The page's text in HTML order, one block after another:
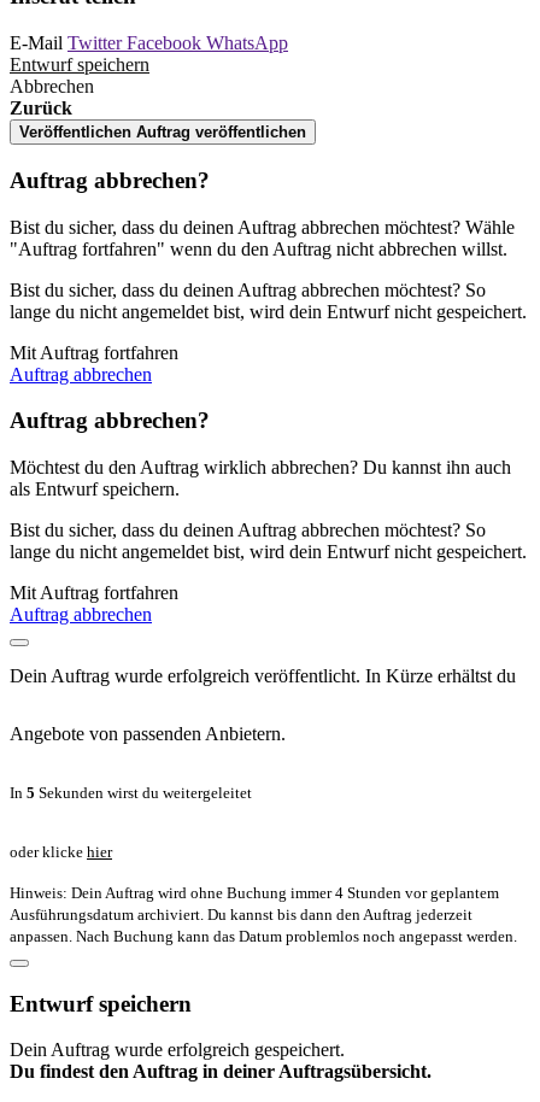
E-Mail TwitterFacebook WhatsApp
Entwurf speichern
Abbrechen
Zurück
Veröffentlichen Auftrag veröffentlichen
Auftrag abbrechen?
Bist du sicher, dass du deinen Auftrag abbrechen möchtest? Wähle
"Auftrag fortfahren" wenn du den Auftrag nicht abbrechen willst.
Bist du sicher, dass du deinen Auftrag abbrechen möchtest? So
lange du nicht angemeldet bist, wird dein Entwurf nicht gespeichert.
Mit Auftrag fortfahren
Auftrag abbrechen
Auftrag abbrechen?
Möchtest du den Auftrag wirklich abbrechen? Du kannst ihn auch
als Entwurf speichern.
Bist du sicher, dass du deinen Auftrag abbrechen möchtest? So
lange du nicht angemeldet bist, wird dein Entwurf nicht gespeichert.
Mit Auftrag fortfahren
Auftrag abbrechen
Dein Auftrag wurde erfolgreich veröffentlicht. In Kürze erhältst du
Angebote von passenden Anbietern.
In 5 Sekunden wirst du weitergeleitet
oder klicke hier
Hinweis: Dein Auftrag wird ohne Buchung immer 4 Stunden vor geplantem
Ausführungsdatum archiviert. Du kannst bis dann den Auftrag jederzeit
anpassen. Nach Buchung kann das Datum problemlos noch angepasst werden.
Entwurf speichern
Dein Auftrag wurde erfolgreich gespeichert.
Du findest den Auftrag in deiner Auftragsübersicht.